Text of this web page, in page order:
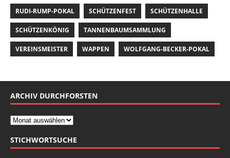
RUDI-RUMP-POKAL SCHÜTZENFEST SCHÜTZENHALLE
SCHÜTZENKÖNIG TANNENBAUMSAMMLUNG
VEREINSMEISTER WAPPEN WOLFGANG-BECKER-POKAL
ARCHIV DURCHFORSTEN
STICHWORTSUCHE